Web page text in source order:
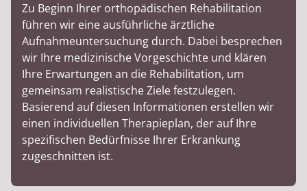
Zu Beginn Ihrer orthopädischen Rehabilitation
führen wir eine ausführliche ärztliche
Aufnahmeuntersuchung durch. Dabei besprechen
wir Ihre medizinische Vorgeschichte und klären
Ihre Erwartungen an die Rehabilitation, um
gemeinsam realistische Ziele festzulegen.
Basierend auf diesen Informationen erstellen wir
einen individuellen Therapieplan, der auf Ihre
spezifischen Bedürfnisse Ihrer Erkrankung
zugeschnitten ist.